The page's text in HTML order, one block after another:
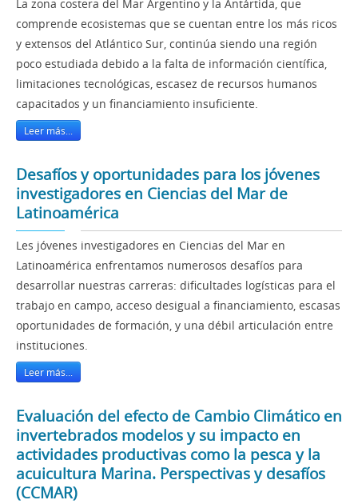
La zona costera del Mar Argentino y la Antártida, que
comprende ecosistemas que se cuentan entre los más ricos
y extensos del Atlántico Sur, continúa siendo una región
poco estudiada debido a la falta de información científica,
limitaciones tecnológicas, escasez de recursos humanos
capacitados y un financiamiento insuficiente.
Leer más...
Desafíos y oportunidades para los jóvenes
investigadores en Ciencias del Mar de
Latinoamérica
Les jóvenes investigadores en Ciencias del Mar en
Latinoamérica enfrentamos numerosos desafíos para
desarrollar nuestras carreras: dificultades logísticas para el
trabajo en campo, acceso desigual a financiamiento, escasas
oportunidades de formación, y una débil articulación entre
instituciones.
Leer más...
Evaluación del efecto de Cambio Climático en
invertebrados modelos y su impacto en
actividades productivas como la pesca y la
acuicultura Marina. Perspectivas y desafíos
(CCMAR)